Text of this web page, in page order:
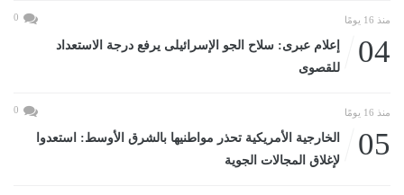
منذ 16 يومًا 0
04
إعلام عبرى: سلاح الجو الإسرائيلى يرفع درجة الاستعداد
للقصوى
منذ 16 يومًا 0
05
الخارجية الأمريكية تحذر مواطنيها بالشرق الأوسط: استعدوا
لإغلاق المجالات الجوية